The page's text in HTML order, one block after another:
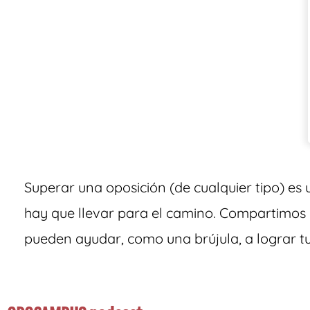
Superar una oposición (de cualquier tipo)
hay que llevar para el camino.
pueden ayudar, como una brújula, a lograr